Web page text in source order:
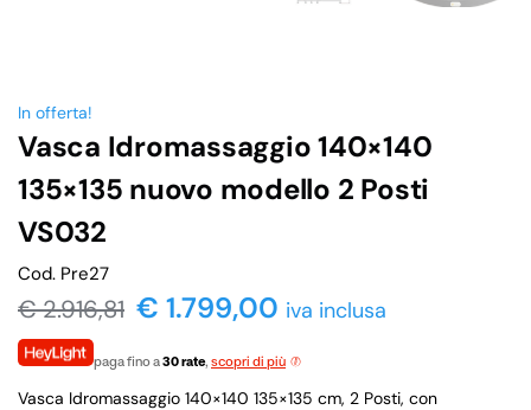
In offerta!
Vasca Idromassaggio 140×140
135×135 nuovo modello 2 Posti
VS032
Cod. Pre27
€2.916,81 € 1.799,00 iva inclusa
paga fino a30 rate, scopri di più
Vasca Idromassaggio 140×140 135×135 cm, 2 Posti, con